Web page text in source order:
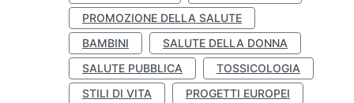
PROMOZIONE DELLA SALUTE
BAMBINI
SALUTE DELLA DONNA
SALUTE PUBBLICA
TOSSICOLOGIA
STILI DI VITA
PROGETTI EUROPEI